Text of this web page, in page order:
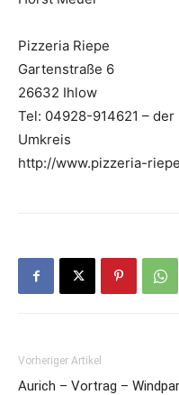
Pizzeria Riepe
Gartenstraße 6
26632 Ihlow
Tel: 04928-914621 –
Umkreis
http://www.pizzeria-
Vorheriger Artikel
Aurich – Vortrag –